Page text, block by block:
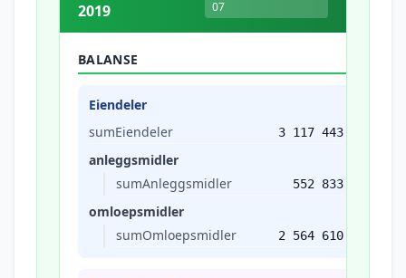
2019 07
BALANSE
Eiendeler
sumEiendeler
3 117 443
anleggsmidler
sumAnleggsmidler
552 833
omloepsmidler
sumOmloepsmidler
2 564 610